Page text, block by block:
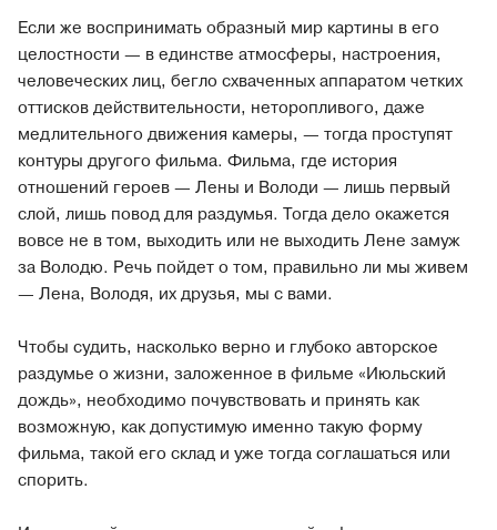
Если же воспринимать образный мир картины в его
целостности — в единстве атмосферы, настроения,
человеческих лиц, бегло схваченных аппаратом четких
оттисков действительности, неторопливого, даже
медлительного движения камеры, — тогда проступят
контуры другого фильма. Фильма, где история
отношений героев — Лены и Володи — лишь первый
слой, лишь повод для раздумья. Тогда дело окажется
вовсе не в том, выходить или не выходить Лене замуж
за Володю. Речь пойдет о том, правильно ли мы живем
— Лена, Володя, их друзья, мы с вами.
Чтобы судить, насколько верно и глубоко авторское
раздумье о жизни, заложенное в фильме «Июльский
дождь», необходимо почувствовать и принять как
возможную, как допустимую именно такую форму
фильма, такой его склад и уже тогда соглашаться или
спорить.